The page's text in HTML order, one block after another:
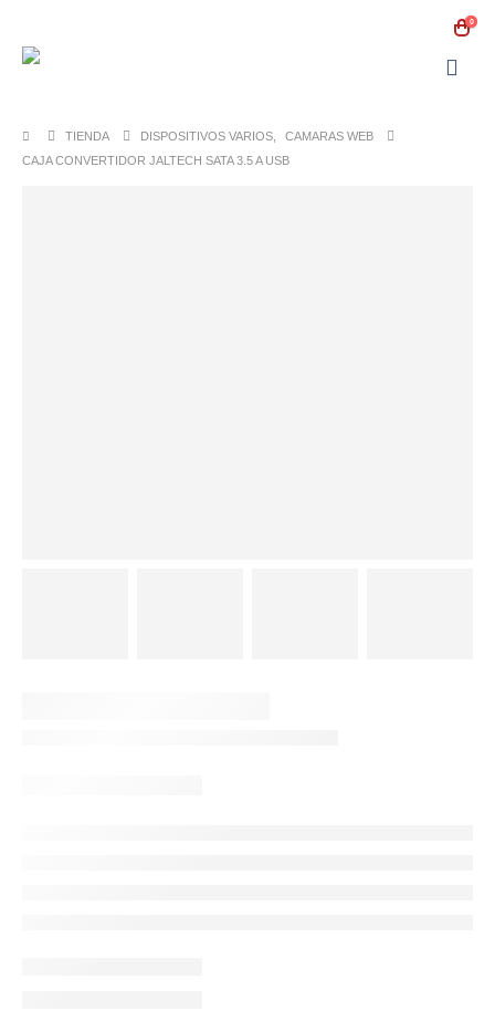
0
TIENDA DISPOSITIVOS VARIOS
CAMARAS WEB
CAJA CONVERTIDOR JALTECH SATA 3.5 A USB